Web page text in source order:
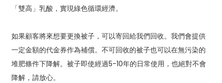
「雙高」乳酸，實現綠色循環經濟。
如果顧客將來想要更換被子，可以寄回給我們回收。我們會提供
一定金額的代金券作為補償。不可回收的被子也可以在無污染的
堆肥條件下降解。被子即使經過5-10年的日常使用，也絕對不會
降解，請放心。